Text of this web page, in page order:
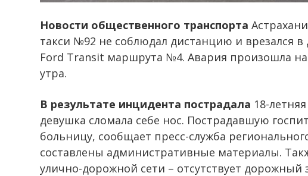
Новости общественного транспорта
такси №92 не соблюдал дистанцию и врезался
Ford Transit маршрута №4. Авария произошла
утра.
В результате инцидента пострадала 18-
девушка сломала себе нос. Пострадавшую
больницу, сообщает пресс-служба
составлены административные материалы.
улично-дорожной сети – отсутствует дорожный